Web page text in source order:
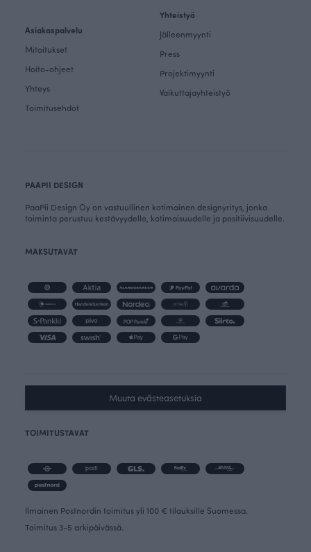
Asiakaspalvelu
Mitoitukset
Hoito-ohjeet
Yhteys
Toimitusehdot
Yhteistyö
Jälleenmyynti
Press
Projektimyynti
Vaikuttajayhteistyö
PAAPII DESIGN
PaaPii Design Oy on vastuullinen kotimainen designyritys, jonka
toiminta perustuu kestävyydelle, kotimaisuudelle ja positiivisuudelle.
MAKSUTAVAT
Muuta evästeasetuksia
TOIMITUSTAVAT
Ilmainen Postnordin toimitus yli 100 € tilauksille Suomessa.
Toimitus 3-5 arkipäivässä.